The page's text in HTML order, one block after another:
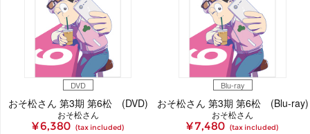
DVD
おそ松さん 第3期 第6松 (DVD)
おそ松さん
¥ 6,380 (tax included)
Blu-ray
おそ松さん 第3期 第6松 (Blu-ray)
おそ松さん
¥ 7,480 (tax included)